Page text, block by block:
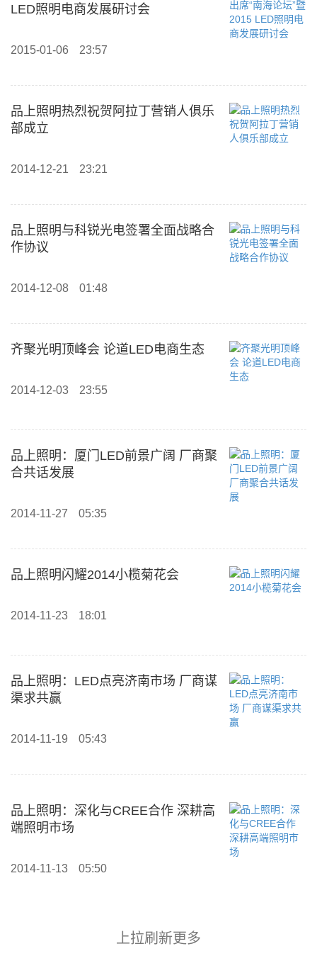
LED照明电商发展研讨会
2015-01-06 23:57
品上照明热烈祝贺阿拉丁营销人俱乐
部成立
2014-12-21 23:21
品上照明与科锐光电签署全面战略合
作协议
2014-12-08 01:48
齐聚光明顶峰会 论道LED电商生态
2014-12-03 23:55
品上照明：厦门LED前景广阔 厂商聚
合共话发展
2014-11-27 05:35
品上照明闪耀2014小榄菊花会
2014-11-23 18:01
品上照明：LED点亮济南市场 厂商谋
渠求共赢
2014-11-19 05:43
品上照明：深化与CREE合作 深耕高
端照明市场
2014-11-13 05:50
上拉刷新更多